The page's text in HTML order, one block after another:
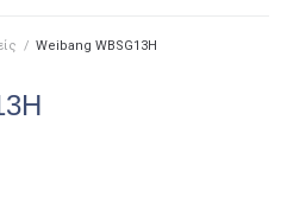
/ Weibang WBSG13H